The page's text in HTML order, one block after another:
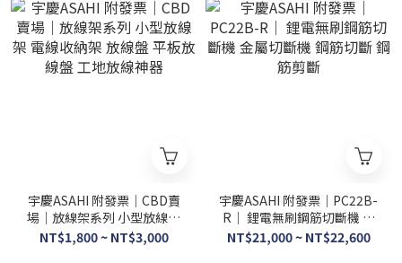
宇慶ASAHI 附發票｜CBD賣
場｜放線架系列 小型放線架
電線收納架 放線盤 平板放線
NT$1,800 ~ NT$3,000
宇慶ASAHI 附發票｜PC22B-
R｜ 鋰電無刷鋼筋切斷機 金
屬切斷機 鋼筋切斷 鋼筋剪斷
NT$21,000 ~ NT$22,600